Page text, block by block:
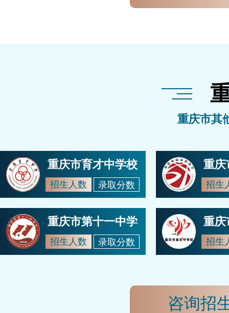
重庆市其
重庆市育才中学校
招生人数 录取分数
重庆
招生
重庆市第十一中学
招生人数 录取分数
重庆
招生
咨询招